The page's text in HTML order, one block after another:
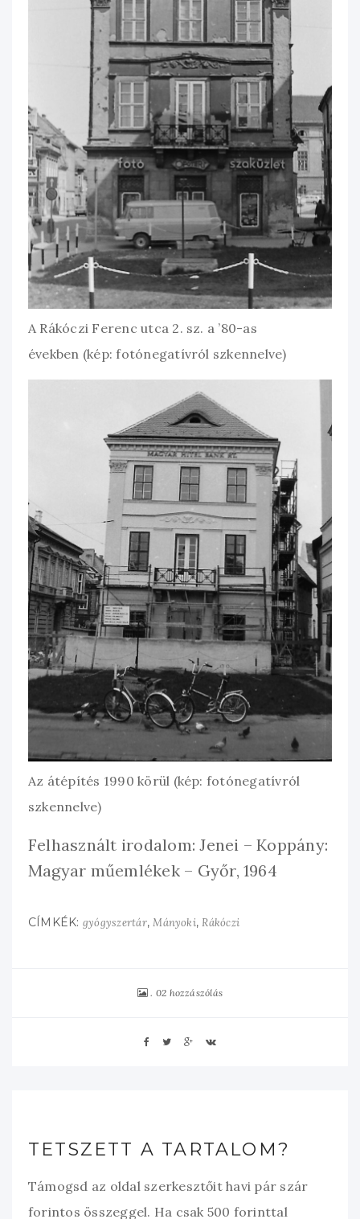
A Rákóczi Ferenc utca 2. sz. a ’80-as
években (kép: fotónegatívról szkennelve)
Az átépítés 1990 körül (kép: fotónegatívról
szkennelve)
Felhasznált irodalom: Jenei – Koppány:
Magyar műemlékek – Győr, 1964
CÍMKÉK: gyógyszertár,Mányoki,Rákóczi
02 hozzászólás
TETSZETT A TARTALOM?
Támogsd az oldal szerkesztőit havi pár szár
forintos összeggel. Ha csak 500 forinttal